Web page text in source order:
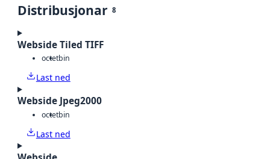
Distribusjonar 8
Webside Tiled TIFF
octetbin
Last ned
Webside Jpeg2000
octetbin
Last ned